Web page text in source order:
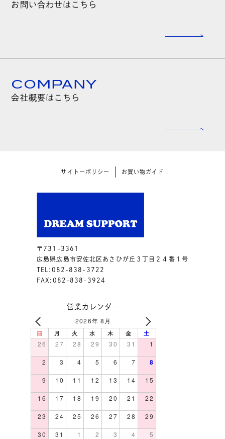
お問い合わせはこちら
COMPANY
会社概要はこちら
サイトーポリシー お買い物ガイド
〒731-3361
広島県広島市安佐北区あさひが丘３丁目２４番１号
TEL:082-838-3722
FAX:082-838-3924
営業カレンダー
2026年 8月
日 月 火 水 木 金 土
26 27 28 29 30 31 1
2 3 4 5 6 7 8
9 10 11 12 13 14 15
16 17 18 19 20 21 22
23 24 25 26 27 28 29
30 31 1 2 3 4 5